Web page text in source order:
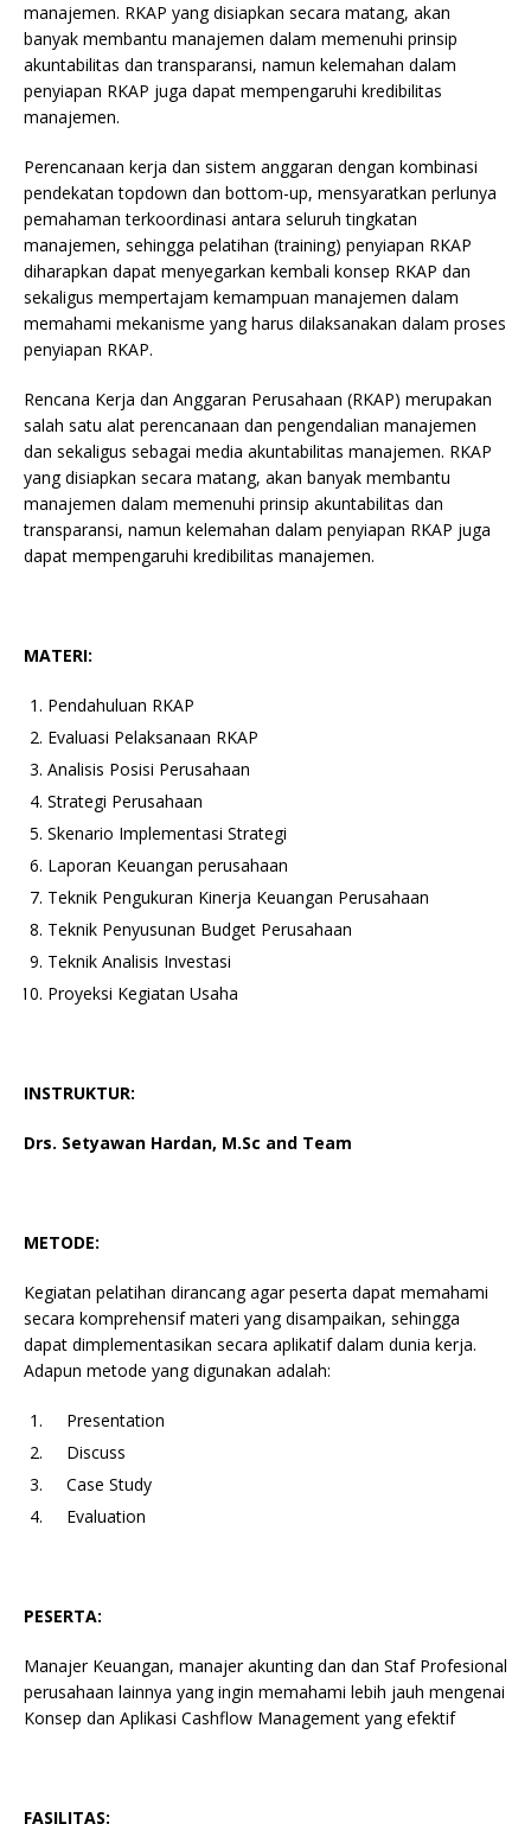
manajemen. RKAP yang disiapkan secara matang, akan
banyak membantu manajemen dalam memenuhi prinsip
akuntabilitas dan transparansi, namun kelemahan dalam
penyiapan RKAP juga dapat mempengaruhi kredibilitas
manajemen.
Perencanaan kerja dan sistem anggaran dengan kombinasi
pendekatan topdown dan bottom-up, mensyaratkan perlunya
pemahaman terkoordinasi antara seluruh tingkatan
manajemen, sehingga pelatihan (training) penyiapan RKAP
diharapkan dapat menyegarkan kembali konsep RKAP dan
sekaligus mempertajam kemampuan manajemen dalam
memahami mekanisme yang harus dilaksanakan dalam proses
penyiapan RKAP.
Rencana Kerja dan Anggaran Perusahaan (RKAP) merupakan
salah satu alat perencanaan dan pengendalian manajemen
dan sekaligus sebagai media akuntabilitas manajemen. RKAP
yang disiapkan secara matang, akan banyak membantu
manajemen dalam memenuhi prinsip akuntabilitas dan
transparansi, namun kelemahan dalam penyiapan RKAP juga
dapat mempengaruhi kredibilitas manajemen.
MATERI:
Pendahuluan RKAP
Evaluasi Pelaksanaan RKAP
Analisis Posisi Perusahaan
Strategi Perusahaan
Skenario Implementasi Strategi
Laporan Keuangan perusahaan
Teknik Pengukuran Kinerja Keuangan Perusahaan
Teknik Penyusunan Budget Perusahaan
Teknik Analisis Investasi
Proyeksi Kegiatan Usaha
INSTRUKTUR:
Drs. Setyawan Hardan, M.Sc and Team
METODE:
Kegiatan pelatihan dirancang agar peserta dapat memahami
secara komprehensif materi yang disampaikan, sehingga
dapat dimplementasikan secara aplikatif dalam dunia kerja.
Adapun metode yang digunakan adalah:
Presentation
Discuss
Case Study
Evaluation
PESERTA:
Manajer Keuangan, manajer akunting dan dan Staf Profesional
perusahaan lainnya yang ingin memahami lebih jauh mengenai
Konsep dan Aplikasi Cashflow Management yang efektif
FASILITAS: